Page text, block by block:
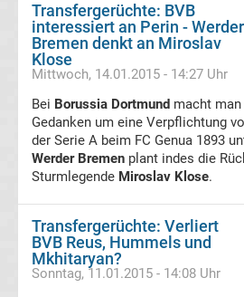
des
Jahres
in
Deutschland
Fritz-
Transfergerüchte: BVB
interessiert an Perin - Werder
Bremen denkt an Miroslav
Klose
Mittwoch, 14.01.2015 - 14:27 Uhr
Bei Borussia Dortmund macht
Gedanken um eine Verpflichtung
der Serie A beim FC Genua 1893
Werder Bremen plant indes die
Sturmlegende Miroslav Klose.
Transfergerüchte: Verliert
BVB Reus, Hummels und
Mkhitaryan?
Sonntag, 11.01.2015 - 14:08 Uhr